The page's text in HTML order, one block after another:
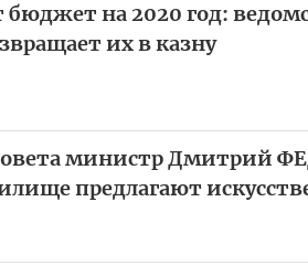
на 2020 год:
их в казну
министр Дмитрий
предлагают